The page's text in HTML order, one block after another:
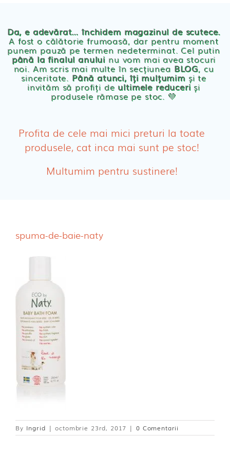
Servetele umede ecologice
Cosmetice BEBE
Olita Bio Naty
PRODUSE FEMEI
Absorbante Post-Natale
Absorbante Incontinenta Urinara
Dischete alaptare
Da, e adevărat… închidem magazinul de scutece.
A fost o călătorie frumoasă, dar pentru moment
punem pauză pe termen nedeterminat. Cel putin
până la finalul anului nu vom mai avea stocuri
noi. Am scris mai multe în secțiunea BLOG, cu
sinceritate. Până atunci, îți mulțumimși te
invităm să profiți de ultimele reduceriși
produsele rămase pe stoc. 💛
Profita de cele mai mici preturi la toate
produsele, cat inca mai sunt pe stoc!
Multumim pentru sustinere!
spuma-de-baie-naty
By Ingrid | octombrie 23rd, 2017 | 0 Comentarii